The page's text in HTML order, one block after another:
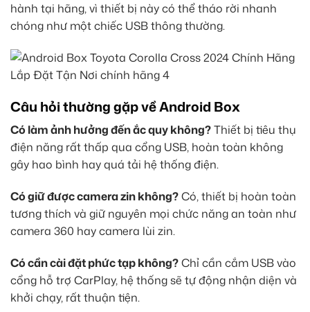
hành tại hãng, vì thiết bị này có thể tháo rời nhanh
chóng như một chiếc USB thông thường.
Câu hỏi thường gặp về Android Box
Có làm ảnh hưởng đến ắc quy không?Thiết bị tiêu thụ
điện năng rất thấp qua cổng USB, hoàn toàn không
gây hao bình hay quá tải hệ thống điện.
Có giữ được camera zin không?Có, thiết bị hoàn toàn
tương thích và giữ nguyên mọi chức năng an toàn như
camera 360 hay camera lùi zin.
Có cần cài đặt phức tạp không?Chỉ cần cắm USB vào
cổng hỗ trợ CarPlay, hệ thống sẽ tự động nhận diện và
khởi chạy, rất thuận tiện.